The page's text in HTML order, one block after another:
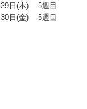
29日(木) 5週目
30日(金) 5週目